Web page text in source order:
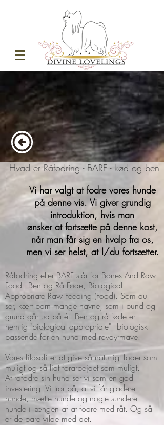
Hvad er Råfodring - BARF - kød og ben
Vi har valgt at fodre vores hunde
på denne vis. Vi giver grundig
introduktion, hvis man
ønsker at fortsætte på denne kost,
når man får sig en hvalp fra os,
men vi ser helst, at I/du fortsætter.
Råfodring eller BARF står for Bones And Raw
Food - Ben og Rå Føde, Biological
Appropriate Raw Feeding (Food). Som du
ser, kært barn mange navne, som i bund og
grund går ud på ét. Ben og rå føde er
nemlig "biological appropriate" - biologisk
passende for en hund med rovdyrmave.
Vores filosofi er at give så naturligt foder som
muligt og så lidt forarbejdet som muligt.
At råfodre sin hund ser vi som en god
investering. Vi tror på, at vi får gladere
hunde, mætte hunde og nogle sundere
hunde i længen af at fodre med råt. Og så
er de bare vilde med det.